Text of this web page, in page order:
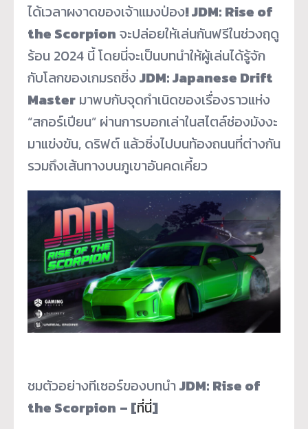
ได้เวลาผงาดของเจ้าแมงป่อง!JDM: Rise of
the Scorpion จะปล่อยให้เล่นกันฟรีในช่วงฤดู
ร้อน 2024 นี้ โดยนี่จะเป็นบทนำให้ผู้เล่นได้รู้จัก
กับโลกของเกมรถซิ่ง JDM: Japanese Drift
Master มาพบกับจุดกำเนิดของเรื่องราวแห่ง
“สกอร์เปียน” ผ่านการบอกเล่าในสไตล์ช่องมังงะ
มาแข่งขัน, ดริฟต์ แล้วซิ่งไปบนท้องถนนที่ต่างกัน
รวมถึงเส้นทางบนภูเขาอันคดเคี้ยว
ชมตัวอย่างทีเซอร์ของบทนำJDM: Rise of
the Scorpion – [ที่นี่]